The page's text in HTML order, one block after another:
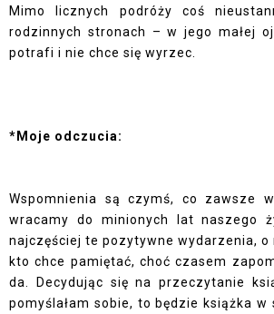
Mimo licznych podróży coś
rodzinnych stronach – w jego małej
potrafi i nie chce się wyrzec.
*Moje odczucia:
Wspomnienia są czymś, co zawsze
wracamy do minionych lat naszego
najczęściej te pozytywne wydarzenia, o
kto chce pamiętać, choć czasem
da. Decydując się na przeczytanie
pomyślałam sobie, to będzie książka